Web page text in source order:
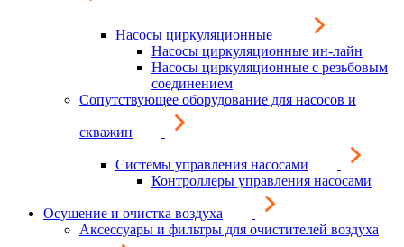
Насосы циркуляционные
Насосы циркуляционные ин-лайн
Насосы циркуляционные с резьбовым
соединением
Сопутствующее оборудование для насосов и
скважин
Системы управления насосами
Контроллеры управления насосами
Осушение и очистка воздуха
Аксессуары и фильтры для очистителей воздуха